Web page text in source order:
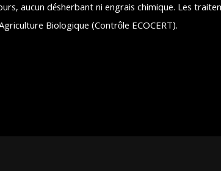
aucun désherbant ni engrais chimique. Les
Biologique (Contrôle ECOCERT).